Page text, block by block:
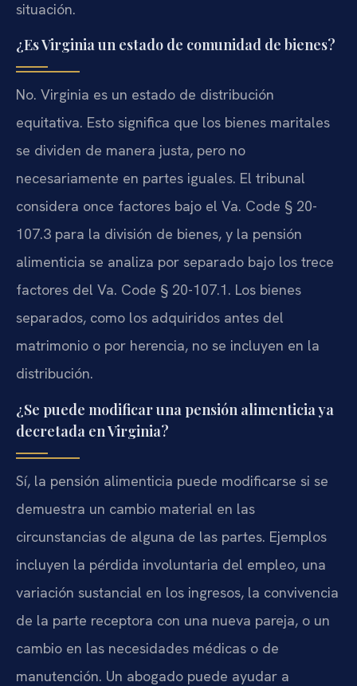
situación.
¿Es Virginia un estado de comunidad de bienes?
No. Virginia es un estado de distribución
equitativa. Esto significa que los bienes maritales
se dividen de manera justa, pero no
necesariamente en partes iguales. El tribunal
considera once factores bajo el Va. Code § 20-
107.3 para la división de bienes, y la pensión
alimenticia se analiza por separado bajo los trece
factores del Va. Code § 20-107.1. Los bienes
separados, como los adquiridos antes del
matrimonio o por herencia, no se incluyen en la
distribución.
¿Se puede modificar una pensión alimenticia ya
decretada en Virginia?
Sí, la pensión alimenticia puede modificarse si se
demuestra un cambio material en las
circunstancias de alguna de las partes. Ejemplos
incluyen la pérdida involuntaria del empleo, una
variación sustancial en los ingresos, la convivencia
de la parte receptora con una nueva pareja, o un
cambio en las necesidades médicas o de
manutención. Un abogado puede ayudar a